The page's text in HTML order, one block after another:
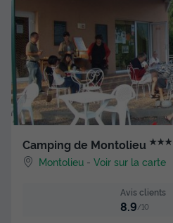
Camping de Montolieu ★★★
Montolieu -Voir sur la carte
Avis clients
8.9/10